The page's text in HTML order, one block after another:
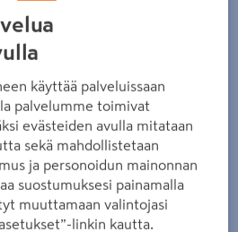
käyttää palveluissaan
palvelumme toimivat
evästeiden avulla mitataan
sekä mahdollistetaan
ja personoidun mainonnan
suostumuksesi painamalla
muuttamaan valintojasi
linkin kautta.